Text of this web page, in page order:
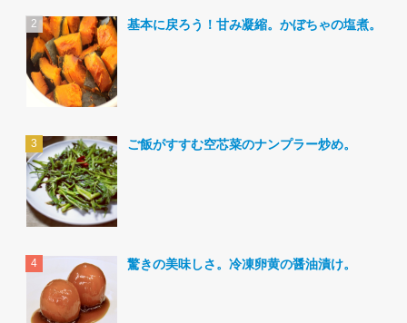
基本に戻ろう！甘み凝縮。かぼちゃの塩煮。
ご飯がすすむ空芯菜のナンプラー炒め。
驚きの美味しさ。冷凍卵黄の醤油漬け。